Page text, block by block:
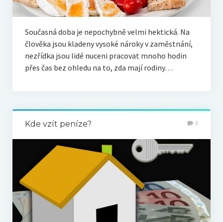
Současná doba je nepochybně velmi hektická. Na
člověka jsou kladeny vysoké nároky v zaměstnání,
nezřídka jsou lidé nuceni pracovat mnoho hodin
přes čas bez ohledu na to, zda mají rodiny…
Kde vzít peníze? 0